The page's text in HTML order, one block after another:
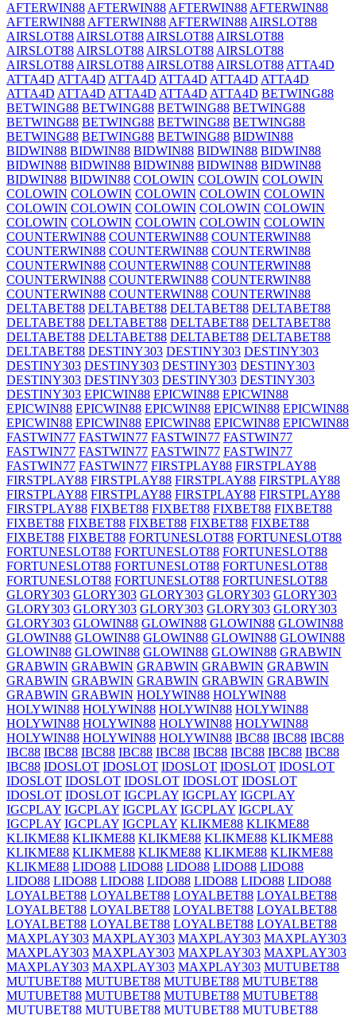
AFTERWIN88 AFTERWIN88 AFTERWIN88 AFTERWIN88
AFTERWIN88 AFTERWIN88 AFTERWIN88 AIRSLOT88
AIRSLOT88 AIRSLOT88 AIRSLOT88 AIRSLOT88
AIRSLOT88 AIRSLOT88 AIRSLOT88 AIRSLOT88
AIRSLOT88 AIRSLOT88 AIRSLOT88 AIRSLOT88 ATTA4D
ATTA4D ATTA4D ATTA4D ATTA4D ATTA4D ATTA4D
ATTA4D ATTA4D ATTA4D ATTA4D ATTA4D BETWING88
BETWING88 BETWING88 BETWING88 BETWING88
BETWING88 BETWING88 BETWING88 BETWING88
BETWING88 BETWING88 BETWING88 BIDWIN88
BIDWIN88 BIDWIN88 BIDWIN88 BIDWIN88 BIDWIN88
BIDWIN88 BIDWIN88 BIDWIN88 BIDWIN88 BIDWIN88
BIDWIN88 BIDWIN88 COLOWIN COLOWIN COLOWIN
COLOWIN COLOWIN COLOWIN COLOWIN COLOWIN
COLOWIN COLOWIN COLOWIN COLOWIN COLOWIN
COLOWIN COLOWIN COLOWIN COLOWIN COLOWIN
COUNTERWIN88 COUNTERWIN88 COUNTERWIN88
COUNTERWIN88 COUNTERWIN88 COUNTERWIN88
COUNTERWIN88 COUNTERWIN88 COUNTERWIN88
COUNTERWIN88 COUNTERWIN88 COUNTERWIN88
COUNTERWIN88 COUNTERWIN88 COUNTERWIN88
DELTABET88 DELTABET88 DELTABET88 DELTABET88
DELTABET88 DELTABET88 DELTABET88 DELTABET88
DELTABET88 DELTABET88 DELTABET88 DELTABET88
DELTABET88 DESTINY303 DESTINY303 DESTINY303
DESTINY303 DESTINY303 DESTINY303 DESTINY303
DESTINY303 DESTINY303 DESTINY303 DESTINY303
DESTINY303 EPICWIN88 EPICWIN88 EPICWIN88
EPICWIN88 EPICWIN88 EPICWIN88 EPICWIN88 EPICWIN88
EPICWIN88 EPICWIN88 EPICWIN88 EPICWIN88 EPICWIN88
FASTWIN77 FASTWIN77 FASTWIN77 FASTWIN77
FASTWIN77 FASTWIN77 FASTWIN77 FASTWIN77
FASTWIN77 FASTWIN77 FIRSTPLAY88 FIRSTPLAY88
FIRSTPLAY88 FIRSTPLAY88 FIRSTPLAY88 FIRSTPLAY88
FIRSTPLAY88 FIRSTPLAY88 FIRSTPLAY88 FIRSTPLAY88
FIRSTPLAY88 FIXBET88 FIXBET88 FIXBET88 FIXBET88
FIXBET88 FIXBET88 FIXBET88 FIXBET88 FIXBET88
FIXBET88 FIXBET88 FORTUNESLOT88 FORTUNESLOT88
FORTUNESLOT88 FORTUNESLOT88 FORTUNESLOT88
FORTUNESLOT88 FORTUNESLOT88 FORTUNESLOT88
FORTUNESLOT88 FORTUNESLOT88 FORTUNESLOT88
GLORY303 GLORY303 GLORY303 GLORY303 GLORY303
GLORY303 GLORY303 GLORY303 GLORY303 GLORY303
GLORY303 GLOWIN88 GLOWIN88 GLOWIN88 GLOWIN88
GLOWIN88 GLOWIN88 GLOWIN88 GLOWIN88 GLOWIN88
GLOWIN88 GLOWIN88 GLOWIN88 GLOWIN88 GRABWIN
GRABWIN GRABWIN GRABWIN GRABWIN GRABWIN
GRABWIN GRABWIN GRABWIN GRABWIN GRABWIN
GRABWIN GRABWIN HOLYWIN88 HOLYWIN88
HOLYWIN88 HOLYWIN88 HOLYWIN88 HOLYWIN88
HOLYWIN88 HOLYWIN88 HOLYWIN88 HOLYWIN88
HOLYWIN88 HOLYWIN88 HOLYWIN88 IBC88 IBC88 IBC88
IBC88 IBC88 IBC88 IBC88 IBC88 IBC88 IBC88 IBC88 IBC88
IBC88 IDOSLOT IDOSLOT IDOSLOT IDOSLOT IDOSLOT
IDOSLOT IDOSLOT IDOSLOT IDOSLOT IDOSLOT
IDOSLOT IDOSLOT IGCPLAY IGCPLAY IGCPLAY
IGCPLAY IGCPLAY IGCPLAY IGCPLAY IGCPLAY
IGCPLAY IGCPLAY IGCPLAY KLIKME88 KLIKME88
KLIKME88 KLIKME88 KLIKME88 KLIKME88 KLIKME88
KLIKME88 KLIKME88 KLIKME88 KLIKME88 KLIKME88
KLIKME88 LIDO88 LIDO88 LIDO88 LIDO88 LIDO88
LIDO88 LIDO88 LIDO88 LIDO88 LIDO88 LIDO88 LIDO88
LOYALBET88 LOYALBET88 LOYALBET88 LOYALBET88
LOYALBET88 LOYALBET88 LOYALBET88 LOYALBET88
LOYALBET88 LOYALBET88 LOYALBET88 LOYALBET88
MAXPLAY303 MAXPLAY303 MAXPLAY303 MAXPLAY303
MAXPLAY303 MAXPLAY303 MAXPLAY303 MAXPLAY303
MAXPLAY303 MAXPLAY303 MAXPLAY303 MUTUBET88
MUTUBET88 MUTUBET88 MUTUBET88 MUTUBET88
MUTUBET88 MUTUBET88 MUTUBET88 MUTUBET88
MUTUBET88 MUTUBET88 MUTUBET88 MUTUBET88